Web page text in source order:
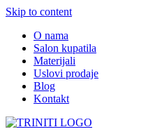
Skip to content
O nama
Salon kupatila
Materijali
Uslovi prodaje
Blog
Kontakt